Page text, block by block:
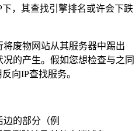
，其查找引擎排名或许会下跌
废物网站从其服务器中踢出
的产生。假如您想检查与之同
向IP查找服务。
的部分（例